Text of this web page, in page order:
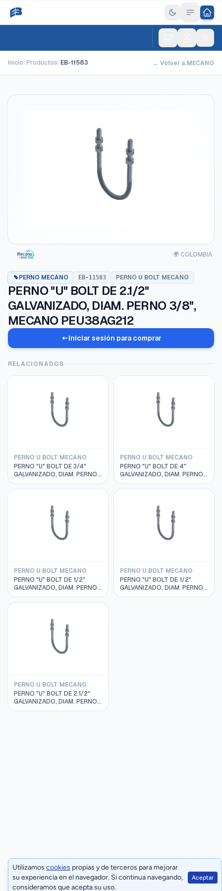
Inicio/Productos/EB-11583 ← Volver a MECANO
🌍 COLOMBIA
PERNO MECANO EB-11583 PERNO U BOLT MECANO
PERNO "U" BOLT DE 2.1/2"
GALVANIZADO, DIAM. PERNO 3/8",
MECANO PEU38AG212
Iniciar sesión para comprar
RELACIONADOS
PERNO U BOLT MECANO
PERNO "U" BOLT DE 3/4"
GALVANIZADO, DIAM. PERNO
1/4", MECANO
PERNO U BOLT MECANO
PERNO "U" BOLT DE 4"
GALVANIZADO, DIAM. PERNO
1/2", MECANO
PERNO U BOLT MECANO
PERNO "U" BOLT DE 1/2"
GALVANIZADO, DIAM. PERNO
5/16", MECANO PEU516A5012
PERNO U BOLT MECANO
PERNO "U" BOLT DE 1/2"
GALVANIZADO, DIAM. PERNO
1/4", MECANO
PERNO U BOLT MECANO
PERNO "U" BOLT DE 2.1/2"
GALVANIZADO, DIAM. PERNO
3/8", MECANO PEU38AG212
Utilizamos cookies propias y de terceros para mejorar
su experiencia en el navegador. Si continua navegando,
consideramos que acepta su uso.
Aceptar